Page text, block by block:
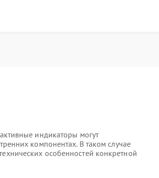
индикаторы могут
компонентах. В таком случае
особенностей конкретной